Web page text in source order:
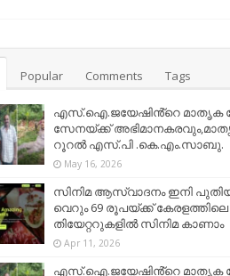
Popular Comments Tags
എസ്.ഐ.ജയേഷിൻ്റെ മാതൃക
സേനയ്ക്ക്
റൂറൽ എസ്.പി .കെ.എം.സാബു.
May 16, 2026
സിനിമ ആസ്വാദനം ഇനി പുതിയ
വെറും 69 രൂപയ്ക്ക് കേരളത്തിലെ
തിയേറ്ററുകളിൽ സിനിമ കാണാം
Apr 11, 2026
എസ്.ഐ.ജയേഷിൻ്റെ മാതൃക